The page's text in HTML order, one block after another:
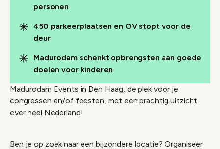
personen
450 parkeerplaatsen en OV stopt voor de
deur
Madurodam schenkt opbrengsten aan goede
doelen voor kinderen
Madurodam Events in Den Haag, de plek voor je
congressen en/of feesten, met een prachtig uitzicht
over heel Nederland!
Ben je op zoek naar een bijzondere locatie? Organiseer